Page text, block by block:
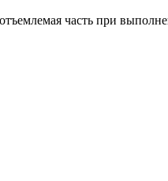
часть при